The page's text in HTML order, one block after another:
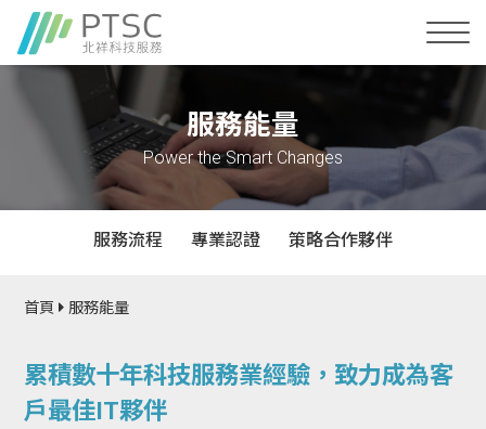
服務能量
Power the Smart Changes
服務流程 專業認證 策略合作夥伴
首頁 服務能量
累積數十年科技服務業經驗，致力成為客
戶最佳IT夥伴